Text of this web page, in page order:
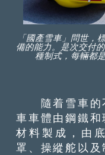
「國產雪車」問世，
備的能力。是次交付
種制式，每輛都
隨着雪車的
車車體由鋼鐵
材料製成，由
罩、操縱舵以